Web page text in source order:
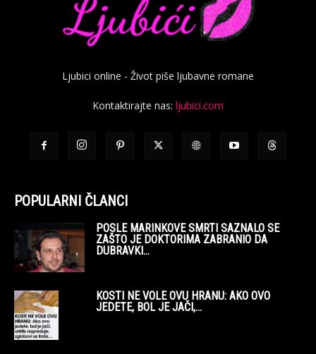
Ljubici online - Život piše ljubavne romane
Kontaktirajte nas: ljubici.com
POPULARNI ČLANCI
POSLE MARINKOVE SMRTI SAZNALO SE
ZAŠTO JE DOKTORIMA ZABRANIO DA
DUBRAVKI...
KOSTI NE VOLE OVU HRANU: AKO OVO
JEDETE, BOL JE JAČI,...